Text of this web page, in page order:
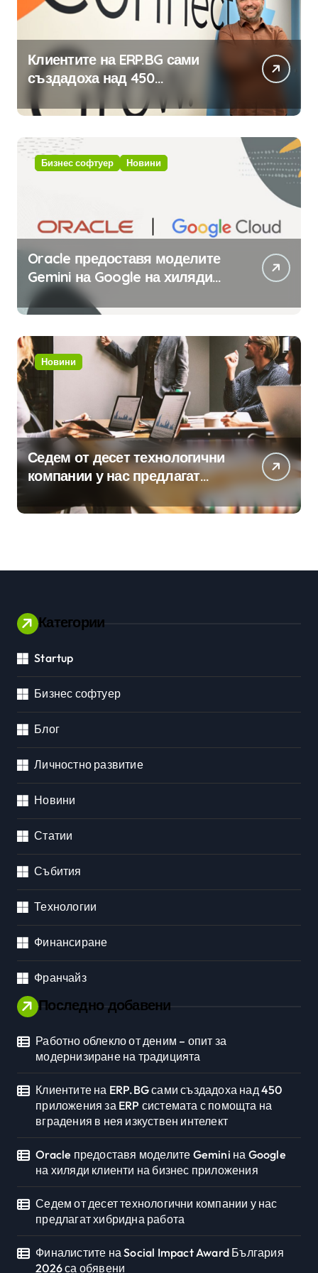
Клиентите на ERP.BG сами
създадоха над 450
приложения за ERP системата
с помощта на вградения в нея
изкуствен интелект
Бизнес софтуер Новини
Oracle предоставя моделите
Gemini на Google на хиляди
клиенти на бизнес
приложения
Новини
Седем от десет технологични
компании у нас предлагат
хибридна работа
Категории
Startup
Бизнес софтуер
Блог
Личностно развитие
Новини
Статии
Събития
Технологии
Финансиране
Франчайз
Последно добавени
Работно облекло от деним – опит за
модернизиране на традицията
Клиентите на ERP.BG сами създадоха над 450
приложения за ERP системата с помощта на
вградения в нея изкуствен интелект
Oracle предоставя моделите Gemini на Google
на хиляди клиенти на бизнес приложения
Седем от десет технологични компании у нас
предлагат хибридна работа
Финалистите на Social Impact Award България
2026 са обявени